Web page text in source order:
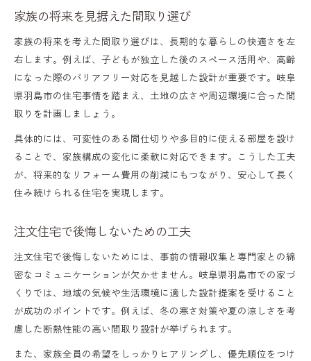
家族の将来を見据えた間取り選び
家族の将来を考えた間取り選びは、長期的な暮らしの快適さを左
右します。例えば、子どもが独立した後のスペース活用や、高齢
になった際のバリアフリー対応を見越した設計が重要です。岐阜
県羽島市の住宅事情を踏まえ、土地の広さや周辺環境に合った間
取りを計画しましょう。
具体的には、可変性のある間仕切りや多目的に使える部屋を設け
ることで、家族構成の変化に柔軟に対応できます。こうした工夫
が、将来的なリフォーム費用の削減にもつながり、安心して長く
住み続けられる住宅を実現します。
注文住宅で後悔しないための工夫
注文住宅で後悔しないためには、事前の情報収集と専門家との綿
密なコミュニケーションが欠かせません。岐阜県羽島市での家づ
くりでは、地域の気候や生活環境に適した設計提案を受けること
が成功のポイントです。例えば、冬の寒さ対策や夏の涼しさを考
慮した断熱性能の高い間取り設計が挙げられます。
また、家族全員の希望をしっかりヒアリングし、優先順位をつけ